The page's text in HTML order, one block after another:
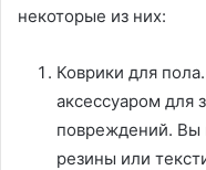
некоторые из них:
Коврики для
аксессуаром для
повреждений. Вы
резины или